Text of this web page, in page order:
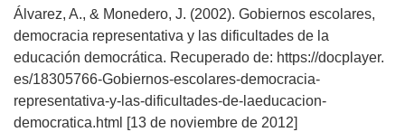
Álvarez, A., & Monedero, J. (2002). Gobiernos escolares,
democracia representativa y las dificultades de la
educación democrática. Recuperado de: https://docplayer.
es/18305766-Gobiernos-escolares-democracia-
representativa-y-las-dificultades-de-laeducacion-
democratica.html [13 de noviembre de 2012]